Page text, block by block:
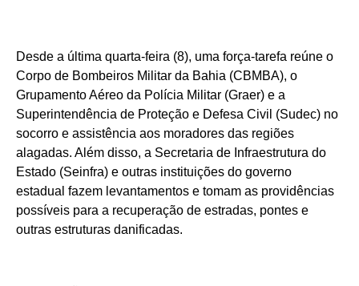
Desde a última quarta-feira (8), uma força-tarefa reúne o
Corpo de Bombeiros Militar da Bahia (CBMBA), o
Grupamento Aéreo da Polícia Militar (Graer) e a
Superintendência de Proteção e Defesa Civil (Sudec) no
socorro e assistência aos moradores das regiões
alagadas. Além disso, a Secretaria de Infraestrutura do
Estado (Seinfra) e outras instituições do governo
estadual fazem levantamentos e tomam as providências
possíveis para a recuperação de estradas, pontes e
outras estruturas danificadas.